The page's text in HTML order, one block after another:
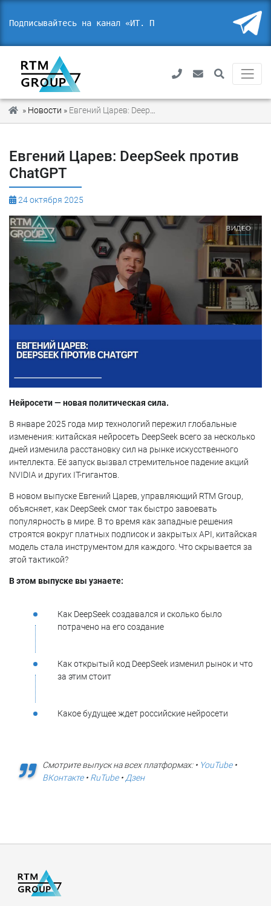
Подписывайтесь на канал «ИТ. Пр
» Новости »
Евгений Царев: DeepSeek против
ChatGPT
24 октября 2025
Нейросети — новая политическая сила.
В январе 2025 года мир технологий пережил глобальные
изменения: китайская нейросеть DeepSeek всего за несколько
дней изменила расстановку сил на рынке искусственного
интеллекта. Её запуск вызвал стремительное падение акций
NVIDIA и других IT-гигантов.
В новом выпуске Евгений Царев, управляющий RTM Group,
объясняет, как DeepSeek смог так быстро завоевать
популярность в мире. В то время как западные решения
строятся вокруг платных подписок и закрытых API, китайская
модель стала инструментом для каждого. Что скрывается за
этой тактикой?
В этом выпуске вы узнаете:
Как DeepSeek создавался и сколько было
потрачено на его создание
Как открытый код DeepSeek изменил рынок и что
за этим стоит
Какое будущее ждет российские нейросети
Смотрите выпуск на всех платформах: • YouTube•
ВКонтакте• RuTube•Дзен